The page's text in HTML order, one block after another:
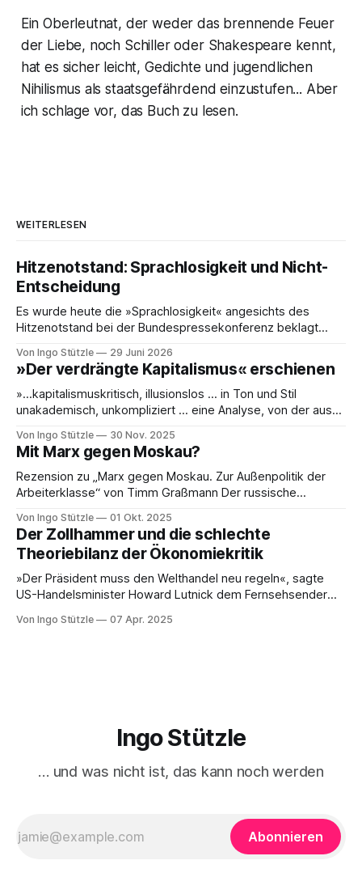
Ein Oberleutnat, der weder das brennende Feuer
der Liebe, noch Schiller oder Shakespeare kennt,
hat es sicher leicht, Gedichte und jugendlichen
Nihilismus als staatsgefährdend einzustufen... Aber
ich schlage vor, das Buch zu lesen.
WEITERLESEN
Hitzenotstand: Sprachlosigkeit und Nicht-
Entscheidung
Es wurde heute die »Sprachlosigkeit« angesichts des
Hitzenotstand bei der Bundespressekonferenz beklagt
DLF. In den 1960er-Jahren entwickelten Bachrach/Baratz
das Konzept der »Nicht-Entscheidungen«, um zu verstehen,
wie in einer Gesellschaft und ihrer herrschenden Politik
Sachverhalte verhandelt werden, die politisch nicht
Von Ingo Stützle 29 Juni 2026
»Der verdrängte Kapitalismus« erschienen
»…kapitalismuskritisch, illusionslos … in Ton und Stil
unakademisch, unkompliziert … eine Analyse, von der aus
Besprechung von Sebastian Klauke in nd zum Sabine Nuss
kuratierten und herausgegebenen Buch »Der verdrängte
Kapitalismus«, der gerade bei Dietz Berlin erschienen ist.
Danke an den großartigen Andreas
Von Ingo Stützle 30 Nov. 2025
Mit Marx gegen Moskau?
Rezension zu „Marx gegen Moskau. Zur Außenpolitik der
Arbeiterklasse“ von Timm Graßmann Der russische
und spätestens seit dem 24. Februar 2022 viele Linke an
ihrem antimilitaristischen Selbstverständnis zweifeln lassen.
Diejenigen, die daran festhalten, handeln sich den Vorwurf
ein, Putin oder Russland politisch
Von Ingo Stützle 01 Okt. 2025
Der Zollhammer und die schlechte
Theoriebilanz der Ökonomiekritik
»Der Präsident muss den Welthandel neu regeln«, sagte
US-Handelsminister Howard Lutnick dem Fernsehsender
des Weltmarkts gehauen hat, sorgte für ebenso viel
Von Ingo Stützle 07 Apr. 2025
Ingo Stützle
… und was nicht ist, das kann noch werden
Abonnieren